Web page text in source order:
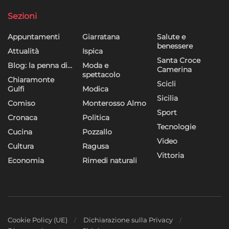
personalizzati, Sviluppare e migliorare i servizi, Utilizzare dati
Funzionalità Sempre attivo
Abbinare e combinare dati provenienti da altre
fonti di dati, Collegare diversi dispositivi,
Identificare i dispositivi in base alle informazioni
trasmesse automaticamente.
Utilizzare dati di geolocalizzazione precisi,
Riconoscere i dispositivi in base a informazioni
richieste attivamente.
e presentare pubblicità e contenuto,
privacy.
Sempre attivo
Sezioni
Appuntamenti
Attualità
Blog: la penna di…
Chiaramonte
Gulfi
Comiso
Cronaca
Cucina
Cultura
Economia
Giarratana
Ispica
Moda e
spettacolo
Modica
Monterosso Almo
Politica
Pozzallo
Ragusa
Rimedi naturali
Salute e
benessere
Santa Croce
Camerina
Scicli
Sicilia
Sport
Tecnologie
Video
Vittoria
Cookie Policy (UE)
Dichiarazione sulla Privacy